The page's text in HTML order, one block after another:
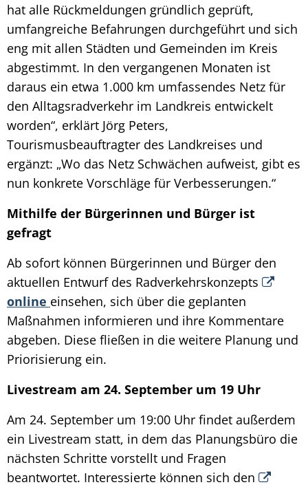
hat alle Rückmeldungen gründlich geprüft,
umfangreiche Befahrungen durchgeführt und sich
eng mit allen Städten und Gemeinden im Kreis
abgestimmt. In den vergangenen Monaten ist
daraus ein etwa 1.000 km umfassendes Netz für
den Alltagsradverkehr im Landkreis entwickelt
worden“, erklärt Jörg Peters,
Tourismusbeauftragter des Landkreises und
ergänzt: „Wo das Netz Schwächen aufweist, gibt es
nun konkrete Vorschläge für Verbesserungen.“
Mithilfe der Bürgerinnen und Bürger ist
gefragt
Ab sofort können Bürgerinnen und Bürger den
aktuellen Entwurf des Radverkehrskonzepts
online einsehen, sich über die geplanten
Maßnahmen informieren und ihre Kommentare
abgeben. Diese fließen in die weitere Planung und
Priorisierung ein.
Livestream am 24. September um 19 Uhr
Am 24. September um 19:00 Uhr findet außerdem
ein Livestream statt, in dem das Planungsbüro die
nächsten Schritte vorstellt und Fragen
beantwortet. Interessierte können sich den